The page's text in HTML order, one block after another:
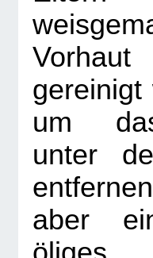
gereinigt
um
unter
aber